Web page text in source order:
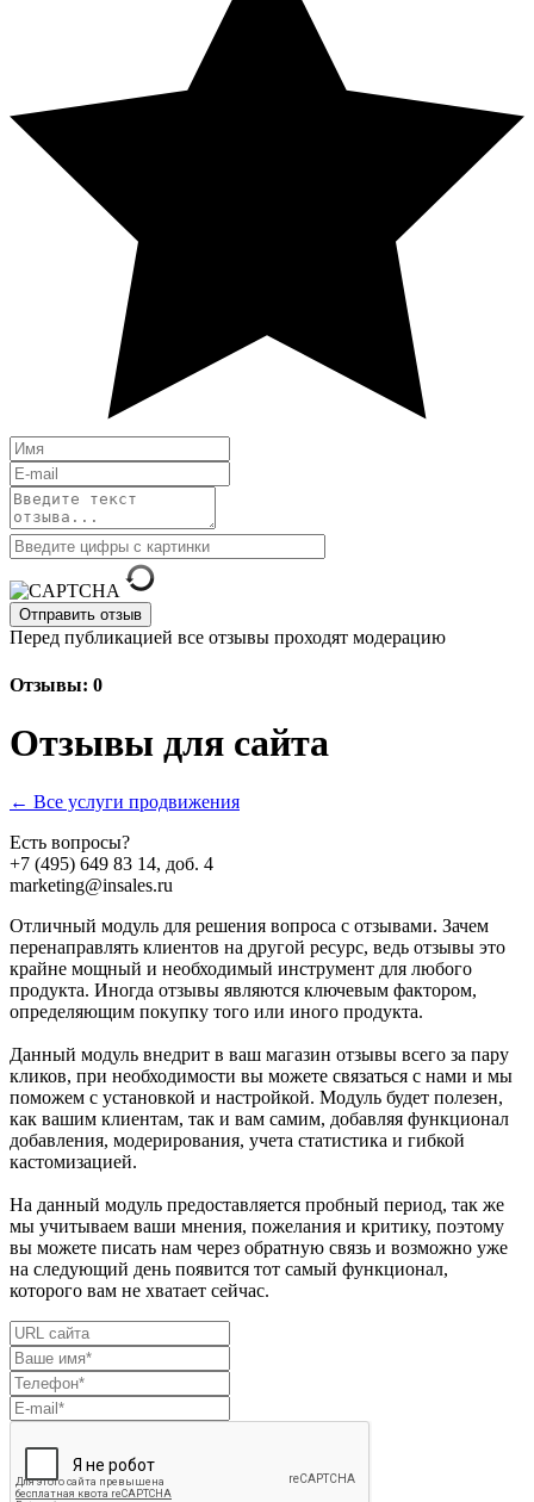
Отправить отзыв
Перед публикацией все отзывы проходят модерацию
Отзывы: 0
Отзывы для сайта
← Все услуги продвижения
Есть вопросы?
+7 (495) 649 83 14, доб. 4
marketing@insales.ru
Отличный модуль для решения вопроса с отзывами. Зачем
перенаправлять клиентов на другой ресурс, ведь отзывы это
крайне мощный и необходимый инструмент для любого
продукта. Иногда отзывы являются ключевым фактором,
определяющим покупку того или иного продукта.
Данный модуль внедрит в ваш магазин отзывы всего за пару
кликов, при необходимости вы можете связаться с нами и мы
поможем с установкой и настройкой. Модуль будет полезен,
как вашим клиентам, так и вам самим, добавляя функционал
добавления, модерирования, учета статистика и гибкой
кастомизацией.
На данный модуль предоставляется пробный период, так же
мы учитываем ваши мнения, пожелания и критику, поэтому
вы можете писать нам через обратную связь и возможно уже
на следующий день появится тот самый функционал,
которого вам не хватает сейчас.